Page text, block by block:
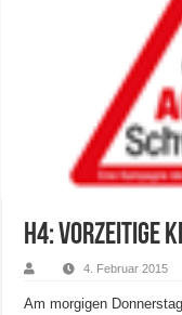
H4: Vorzeitige
4. Februar 2015
Am morgigen